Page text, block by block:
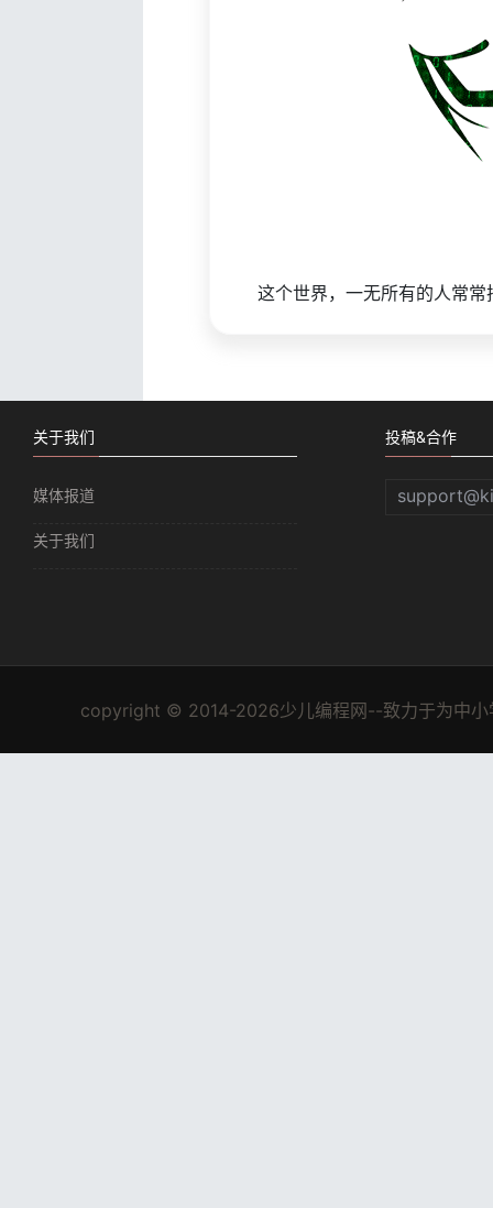
这个世界，一无所有的人常
关于我们
媒体报道
关于我们
投稿&合作
copyright © 2014-2026少儿编程网--致力于为中小